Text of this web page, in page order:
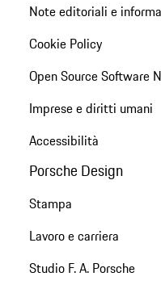
Note editoriali e
Cookie Policy
Open Source Software
Imprese e diritti umani
Accessibilità
Porsche Design
Stampa
Lavoro e carriera
Studio F. A. Porsche